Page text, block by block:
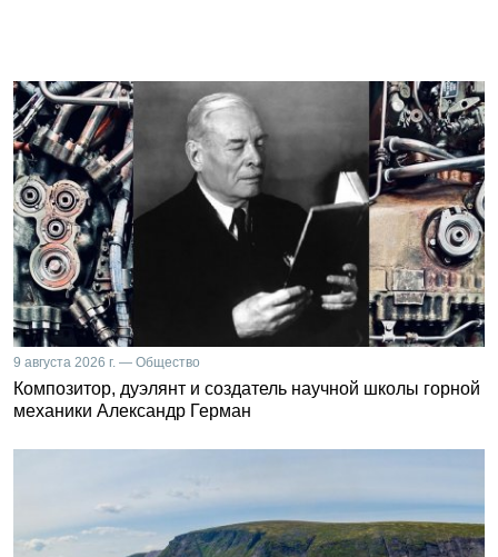
9 августа 2026 г. — Общество
Композитор, дуэлянт и создатель научной школы горной
механики Александр Герман